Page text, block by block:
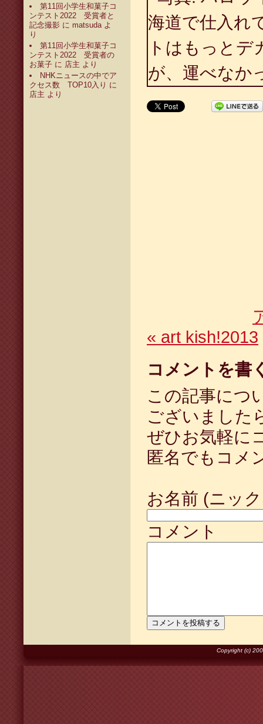
第11回小学生和菓子コ
ンテスト2022 受賞者と
記念撮影 に matsudaよ
り
第11回小学生和菓子コ
ンテスト2022 受賞者の
お菓子 に 店主 より
NHKニュースの中でア
クセス数 TOP10入り に
店主 より
« art kish!2013
コメントを書
この記事につ
ございました
ぜひお気軽に
匿名でもコメ
お名前 (ニッ
コメント
Copyright (c)